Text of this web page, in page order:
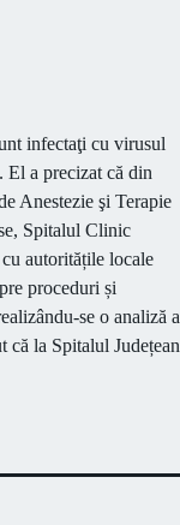
infectaţi cu virusul
El a precizat că din
Anestezie şi Terapie
Spitalul Clinic
cu autoritățile locale
proceduri și
se o analiză a
că la Spitalul Județean